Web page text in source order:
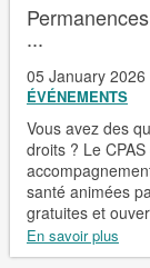
...
05 January 2026
ÉVÉNEMENTS
Vous avez des
droits ? Le
santé animées
gratuites et
En savoir plus